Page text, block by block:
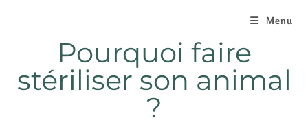
Menu
Pourquoi faire
stériliser son animal
?